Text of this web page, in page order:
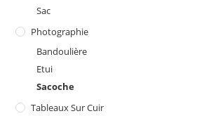
Sac
Photographie
Bandoulière
Etui
Sacoche
Tableaux Sur Cuir